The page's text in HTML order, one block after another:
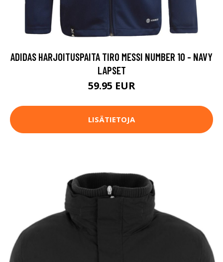
ADIDAS HARJOITUSPAITA TIRO MESSI NUMBER 10 - NAVY
LAPSET
59.95 EUR
LISÄTIETOJA